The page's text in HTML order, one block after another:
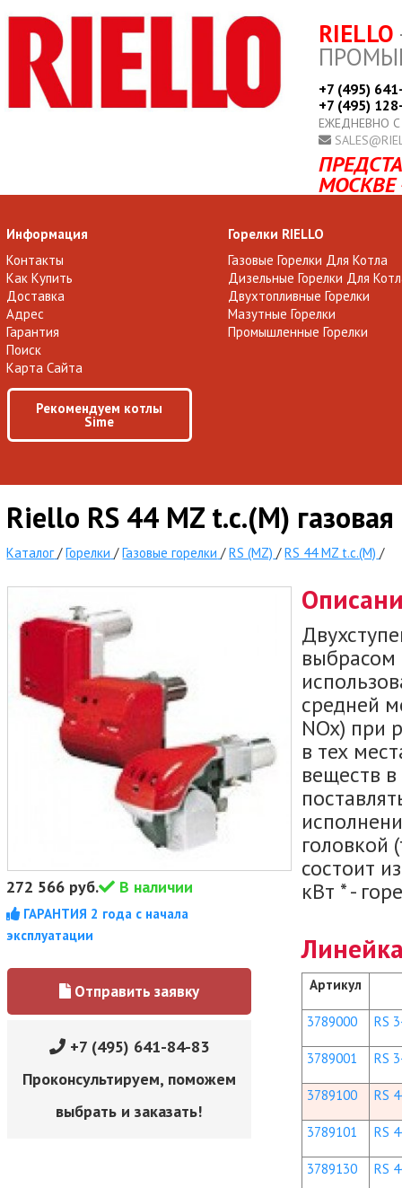
RIELLO
+7 (495)
+7 (495)
ЕЖЕДНЕВНО
МОСКВЕ
Информация
Контакты
Как Купить
Доставка
Адрес
Гарантия
Поиск
Карта Сайта
Рекомендуем котлы
Sime
Горелки RIELLO
Газовые Горелки Для Котла
Дизельные Горелки Для
Двухтопливные Горелки
Мазутные Горелки
Промышленные Горелки
Riello RS 44 MZ t.c.(M)
Каталог /Горелки /Газовые горелки /RS (MZ) /RS 44 MZ t.c.(M) /
272 566 руб. В наличии
ГАРАНТИЯ 2 года с начала
эксплуатации
Отправить заявку
+7 (495) 641-84-83
Проконсультируем, поможем
выбрать и заказать!
выбрасом
средней
NOx) при
в тех
веществ
головкой
состоит
кВт * -
Артикул
3789000 RS
3789001 RS
3789100 RS
3789101 RS
3789130 RS